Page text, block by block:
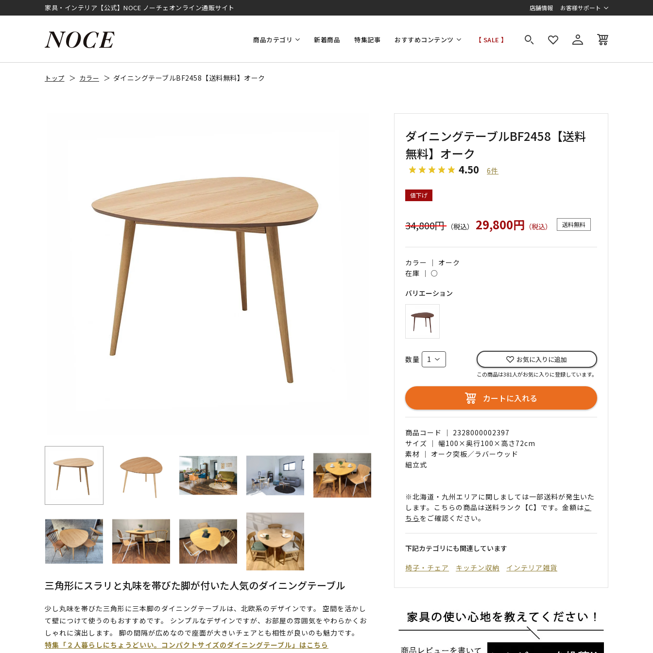
家具・インテリア【公式】NOCE ノーチェオンライン通販サイト 店舗情報 お客様サポート
商品カテゴリ 新着商品 特集記事 おすすめコンテンツ 【 SALE 】
トップ カラー ダイニングテーブルBF2458【送料無料】オーク
三角形にスラリと丸味を帯びた脚が付いた人気のダイニングテーブル
少し丸味を帯びた三角形に三本脚のダイニングテーブルは、北欧系のデザインです。 空間を活かし
て壁につけて使うのもおすすめです。 シンプルなデザインですが、お部屋の雰囲気をやわらかくお
しゃれに演出します。 脚の間隔が広めなので座面が大きいチェアとも相性が良いのも魅力です。
特集「２人暮らしにちょうどいい。コンパクトサイズのダイニングテーブル」はこちら
ダイニングテーブルBF2458【送料
無料】オーク
4.50 6件
値下げ
34,800円（税込） 29,800円 （税込） 送料無料
カラー ｜ オーク
在庫 ｜○
バリエーション
数量 お気に入りに追加
この商品は381人がお気に入りに登録しています。
カートに入れる
商品コード ｜ 2328000002397
サイズ ｜ 幅100×奥行100×高さ72cm
素材 ｜ オーク突板／ラバーウッド
組立式
※北海道・九州エリアに関しましては一部送料が発生いた
します。こちらの商品は送料ランク【C】です。金額はこ
ちら をご確認ください。
下記カテゴリにも関連しています
椅子・チェア
キッチン収納 インテリア雑貨